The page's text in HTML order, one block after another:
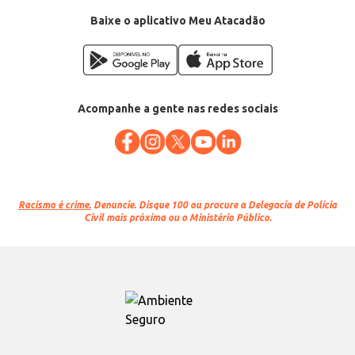
Baixe o aplicativo Meu Atacadão
Acompanhe a gente nas redes sociais
Racismo é crime. Denuncie. Disque 100 ou procure a Delegacia de Polícia
Civil mais próxima ou o Ministério Público.